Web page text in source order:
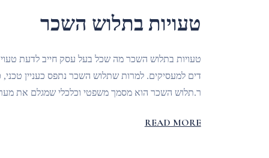
טעויות בתלוש השכר
טעויות בתלוש השכר מה שכל בעל עסק חייב לדעת
דים למעסיקים. למרות שתלוש השכר נתפס כעניין
ר.תלוש השכר הוא מסמך משפטי וכלכלי שמגלם את
READ MORE